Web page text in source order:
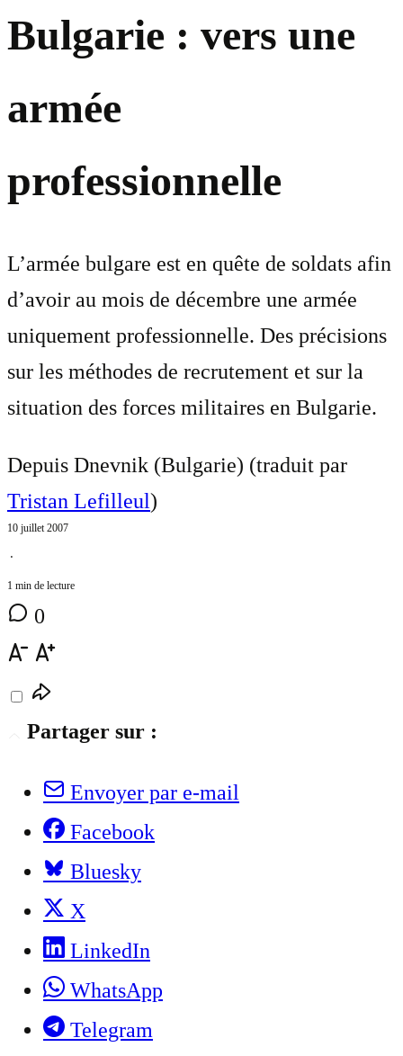
Bulgarie : vers une
armée
professionnelle
L’armée bulgare est en quête de soldats afin
d’avoir au mois de décembre une armée
uniquement professionnelle. Des précisions
sur les méthodes de recrutement et sur la
situation des forces militaires en Bulgarie.
Depuis Dnevnik (Bulgarie) (traduit par
Tristan Lefilleul)
10 juillet 2007
⋅
1 min de lecture
0
Partager sur :
Envoyer par e-mail
Facebook
Bluesky
X
LinkedIn
WhatsApp
Telegram